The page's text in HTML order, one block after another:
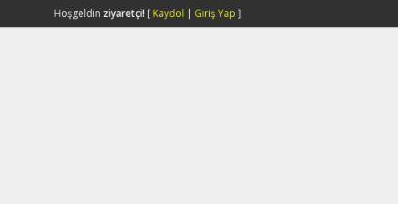
Hoşgeldin ziyaretçi! [ Kaydol | Giriş Yap ]